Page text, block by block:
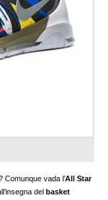
Comunque vada l’All Star
del basket